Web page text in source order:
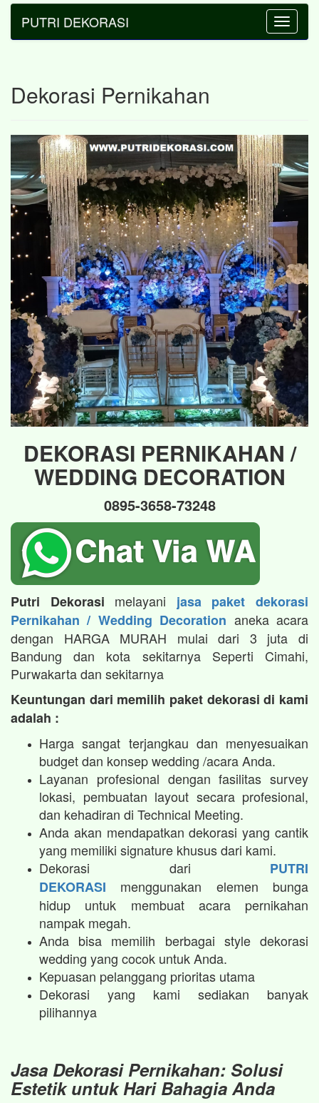
Toggle
PUTRI DEKORASI
Dekorasi Pernikahan
DEKORASI PERNIKAHAN /
WEDDING DECORATION
0895-3658-73248
Putri Dekorasi melayani jasa paket dekorasi
Pernikahan / Wedding Decoration aneka acara
dengan HARGA MURAH mulai dari 3 juta di
Bandung dan kota sekitarnya Seperti Cimahi,
Purwakarta dan sekitarnya
Keuntungan dari memilih paket dekorasi di kami
adalah :
Harga sangat terjangkau dan menyesuaikan
budget dan konsep wedding /acara Anda.
Layanan profesional dengan fasilitas survey
lokasi, pembuatan layout secara profesional,
dan kehadiran di Technical Meeting.
Anda akan mendapatkan dekorasi yang cantik
yang memiliki signature khusus dari kami.
Dekorasi dari PUTRI
DEKORASI menggunakan elemen bunga
hidup untuk membuat acara pernikahan
nampak megah.​
Anda bisa memilih berbagai style dekorasi
wedding yang cocok untuk Anda.
Kepuasan pelanggang prioritas utama
Dekorasi yang kami sediakan banyak
pilihannya
Jasa Dekorasi Pernikahan: Solusi
Estetik untuk Hari Bahagia Anda